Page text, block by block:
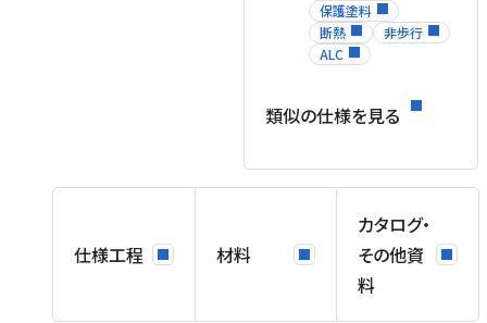
保護塗料
断熱
非歩行
ALC
類似の仕様を見る
仕様工程 材料
カタログ・
その他資
料